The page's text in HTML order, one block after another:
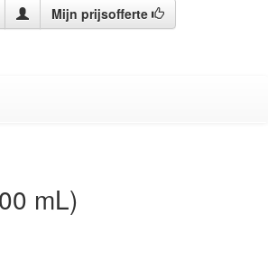
Mijn prijsofferte
mL)